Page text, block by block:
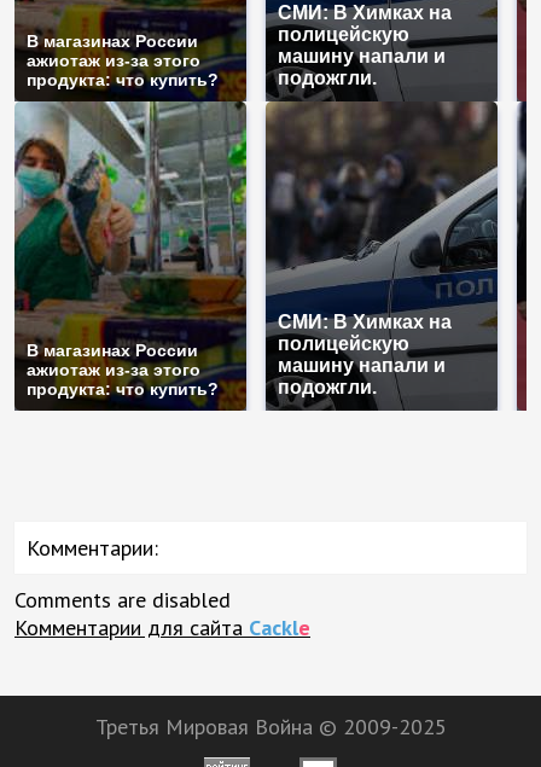
В магазинах России
ажиотаж из-за этого
продукта: что купить?
СМИ: В Химках на
полицейскую
машину напали и
подожгли.
В магазинах России
ажиотаж из-за этого
продукта: что купить?
СМИ: В Химках на
полицейскую
машину напали и
подожгли.
Комментарии:
Comments are disabled
Комментарии для сайта Cackle
Третья Мировая Война © 2009-2025